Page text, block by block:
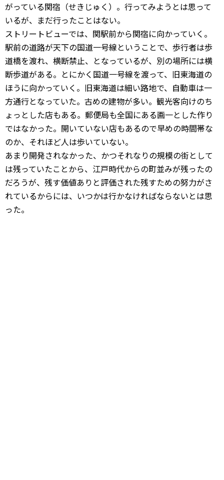
がっている関宿（せきじゅく）。行ってみようとは思って
いるが、まだ行ったことはない。
ストリートビューでは、関駅前から関宿に向かっていく。
駅前の道路が天下の国道一号線ということで、歩行者は歩
道橋を渡れ、横断禁止、となっているが、別の場所には横
断歩道がある。とにかく国道一号線を渡って、旧東海道の
ほうに向かっていく。旧東海道は細い路地で、自動車は一
方通行となっていた。古めの建物が多い。観光客向けのち
ょっとした店もある。郵便局も全国にある画一とした作り
ではなかった。開いていない店もあるので早めの時間帯な
のか、それほど人は歩いていない。
あまり開発されなかった、かつそれなりの規模の街として
は残っていたことから、江戸時代からの町並みが残ったの
だろうが、残す価値ありと評価された残すための努力がさ
れているからには、いつかは行かなければならないとは思
った。